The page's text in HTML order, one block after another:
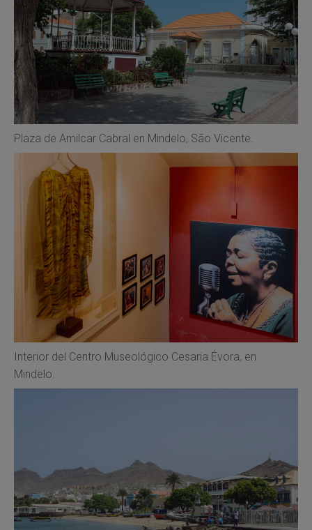
Plaza de Amilcar Cabral en Mindelo, São Vicente.
Interior del Centro Museológico Cesaria Évora, en
Mindelo.